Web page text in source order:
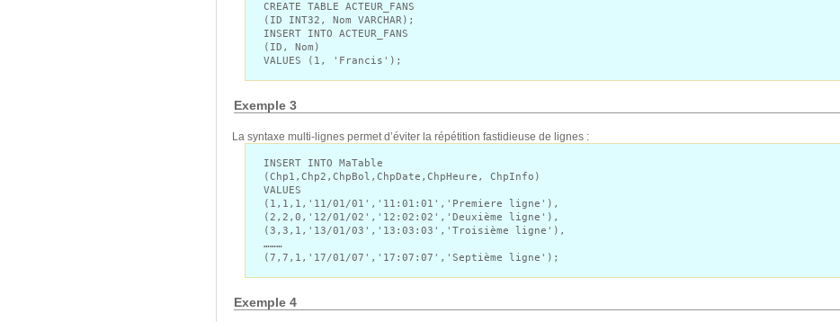
CREATE TABLE ACTEUR_FANS
(ID INT32, Nom VARCHAR);
INSERT INTO ACTEUR_FANS
(ID, Nom)
VALUES (1, 'Francis');
Exemple 3
La syntaxe multi-lignes permet d’éviter la répétition fastidieuse de lignes :
INSERT INTO MaTable
(Chp1,Chp2,ChpBol,ChpDate,ChpHeure, ChpInfo)
VALUES
(1,1,1,'11/01/01','11:01:01','Premiere ligne'),
(2,2,0,'12/01/02','12:02:02','Deuxième ligne'),
(3,3,1,'13/01/03','13:03:03','Troisième ligne'),
………
(7,7,1,'17/01/07','17:07:07','Septième ligne');
Exemple 4